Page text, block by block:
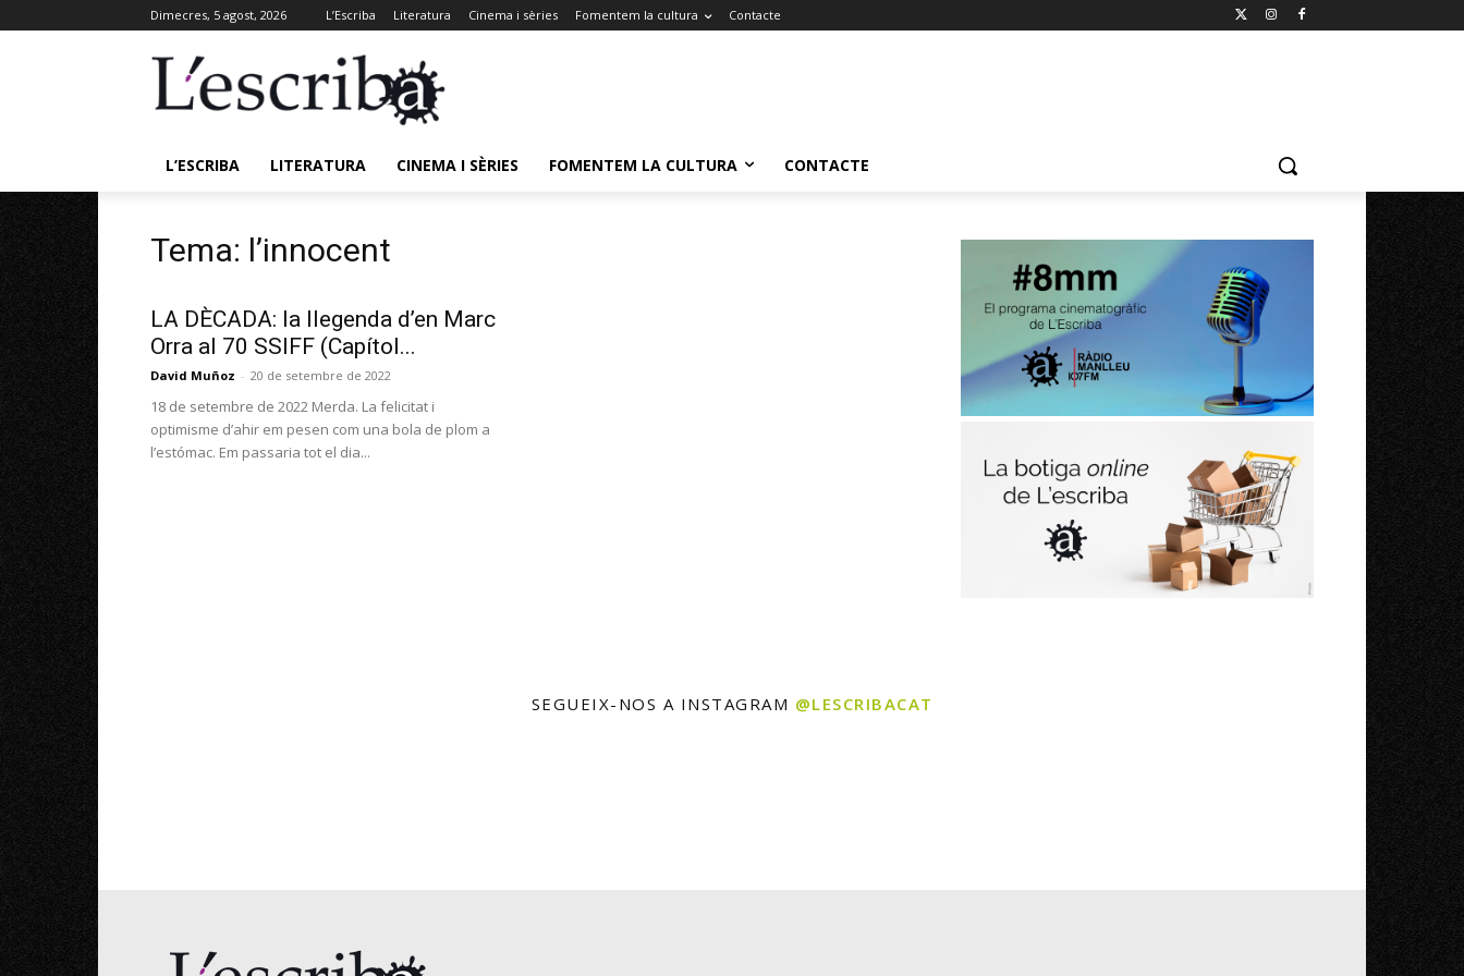
Dimecres, 5 agost, 2026 L’Escriba Literatura Cinema i sèries Fomentem la cultura Contacte
L’ESCRIBA LITERATURA CINEMA I SÈRIES FOMENTEM LA CULTURA CONTACTE
Tema: l’innocent
LA DÈCADA: la llegenda d’en Marc
Orra al 70 SSIFF (Capítol...
David Muñoz - 20 de setembre de 2022
18 de setembre de 2022 Merda. La felicitat i
optimisme d’ahir em pesen com una bola de plom a
l’estómac. Em passaria tot el dia...
SEGUEIX-NOS A INSTAGRAM @LESCRIBACAT